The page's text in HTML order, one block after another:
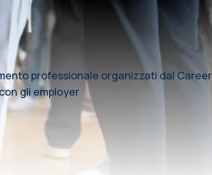
professionale organizzati dal Career
gli employer